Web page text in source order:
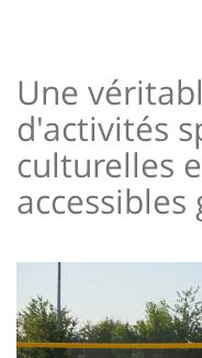
Contenu
de
la
page
principale
Une
d'activités
culturelles